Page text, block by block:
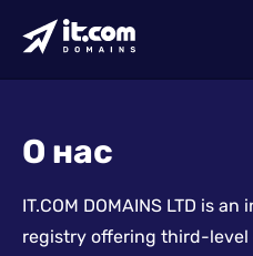
О нас
IT.COM DOMAINS LTD is
registry offering third-level